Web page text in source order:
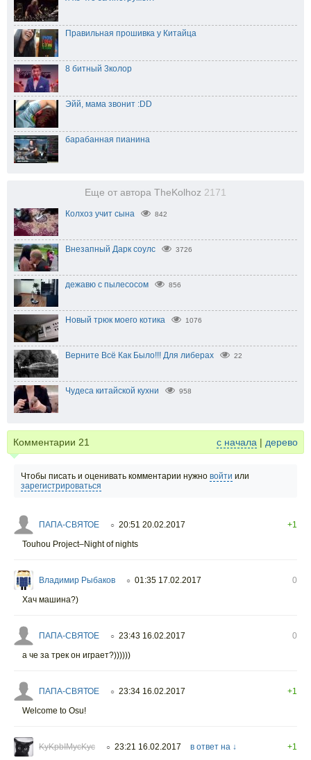
Правильная прошивка у Китайца
8 битный 3колор
Эйй, мама звонит :DD
барабанная пианина
Еще от автора TheKolhoz 2171
Колхоз учит сына 842
Внезапный Дарк соулс 3726
дежавю с пылесосом 856
Новый трюк моего котика 1076
Верните Всё Как Было!!! Для либерах 22
Чудеса китайской кухни 958
Комментарии 21 с начала | дерево
Чтобы писать и оценивать комментарии нужно войти или
зарегистрироваться
ПАПА-СВЯТОЕ ○ 20:51 20.02.2017
+1
Touhou Project–Night of nights
Владимир Рыбаков ○ 01:35 17.02.2017
0
Хач машина?)
ПАПА-СВЯТОЕ ○ 23:43 16.02.2017
0
а че за трек он играет?))))))
ПАПА-СВЯТОЕ ○ 23:34 16.02.2017
+1
Welcome to Osu!
KyKpbIMycKyc ○ 23:21 16.02.2017 в ответ на ↓
+1